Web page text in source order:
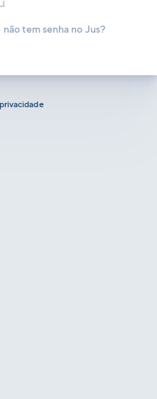
tem senha no Jus?